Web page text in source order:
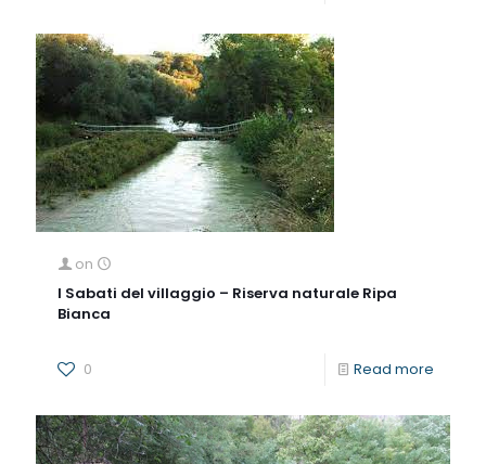
on
I Sabati del villaggio – Riserva naturale Ripa
Bianca
0 Read more